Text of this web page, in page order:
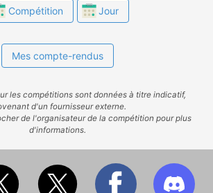
Compétition Jour
Mes compte-rendus
les compétitions sont données à titre indicatif,
d'un fournisseur externe.
de l'organisateur de la compétition pour plus
d'informations.